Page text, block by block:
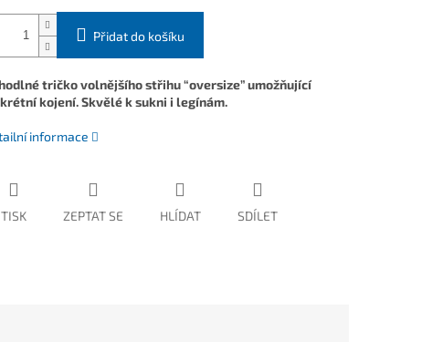
Přidat do košíku
tričko volnějšího střihu “oversize” umožňující
kojení. Skvělé k sukni i legínám.
informace
TISK ZEPTAT SE HLÍDAT SDÍLET